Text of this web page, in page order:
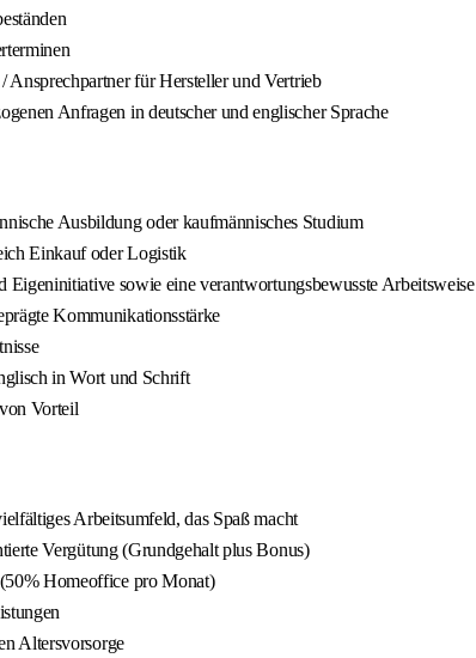
Ansprechpartner für Hersteller und Vertrieb
Anfragen in deutscher und englischer Sprache
Ausbildung oder kaufmännisches Studium
Einkauf oder Logistik
Eigeninitiative sowie eine verantwortungsbewusste Arbeitsweise
Kommunikationsstärke
in Wort und Schrift
Vorteil
Arbeitsumfeld, das Spaß macht
Vergütung (Grundgehalt plus Bonus)
Homeoffice pro Monat)
Altersvorsorge